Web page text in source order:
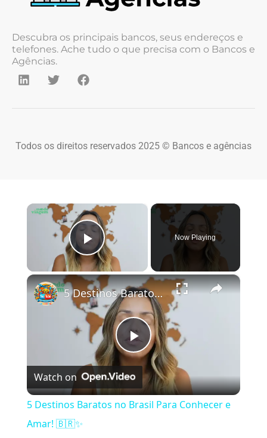
Descubra os principais bancos, seus endereços e
telefones. Ache tudo o que precisa com o Bancos e
Agências.
Todos os direitos reservados 2025 © Bancos e agências
×
Play Video
Now Playing
×
Play Video
5 Destinos Baratos no Brasil Para Conhecer e Amar! 🇧🇷✨
Watch on
5 Destinos Baratos no Brasil Para Conhecer e
Amar! 🇧🇷✨